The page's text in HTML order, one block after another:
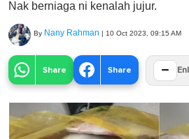
Nak berniaga ni kenalah jujur.
By Nany Rahman | 10 Oct 2023, 09:15 AM
Share Share −